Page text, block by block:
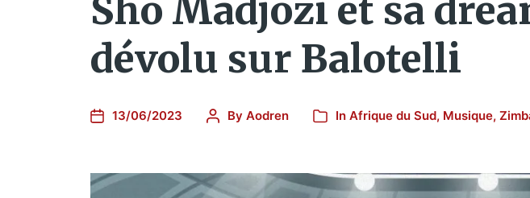
Sho Madjozi et sa
dévolu sur Balotelli
13/06/2023 By Aodren In Afrique du Sud, Musique,